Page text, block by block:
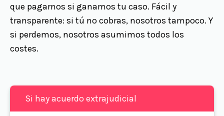
que pagarnos si ganamos tu caso. Fácil y
transparente: si tú no cobras, nosotros tampoco. Y
si perdemos, nosotros asumimos todos los
costes.
Si hay acuerdo extrajudicial